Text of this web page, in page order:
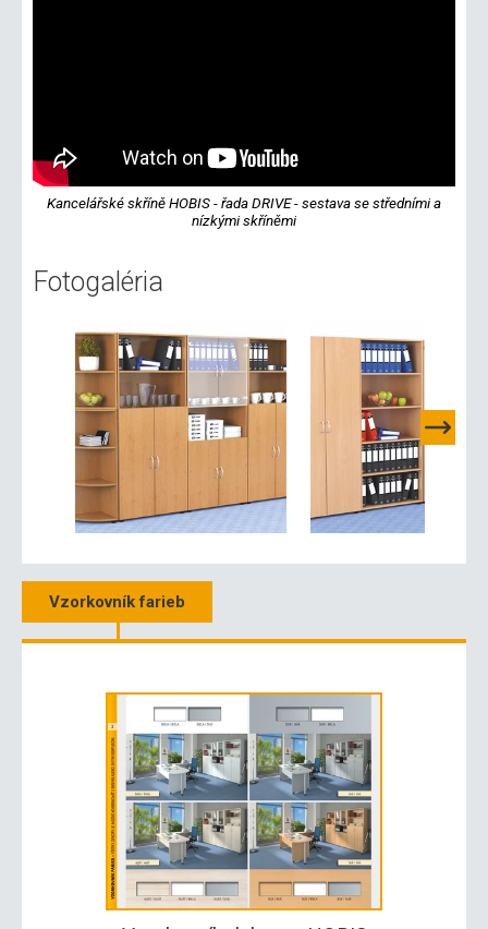
Kancelářské skříně HOBIS - řada DRIVE - sestava se středními a
nízkými skříněmi
Fotogaléria
Vzorkovník farieb